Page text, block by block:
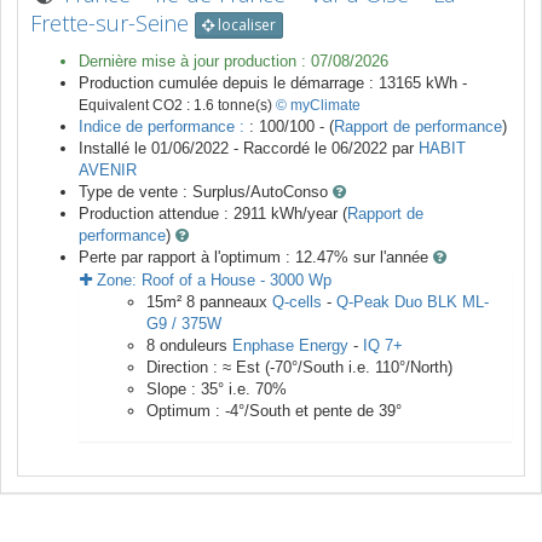
Frette-sur-Seine
localiser
Dernière mise à jour production : 07/08/2026
Production cumulée depuis le démarrage : 13165 kWh -
Equivalent CO2 : 1.6 tonne(s) © myClimate
Indice de performance : : 100/100 - (Rapport de performance)
Installé le 01/06/2022 - Raccordé le 06/2022 par HABIT
AVENIR
Type de vente : Surplus/AutoConso
Production attendue : 2911 kWh/year (Rapport de
performance)
Perte par rapport à l'optimum : 12.47% sur l'année
Zone: Roof of a House - 3000 Wp
15m² 8 panneaux Q-cells - Q-Peak Duo BLK ML-
G9 / 375W
8 onduleurs Enphase Energy - IQ 7+
Direction : ≈ Est (-70°/South i.e. 110°/North)
Slope : 35° i.e. 70%
Optimum : -4°/South et pente de 39°